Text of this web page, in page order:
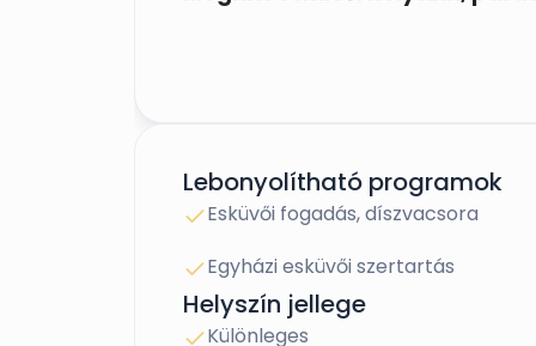
Több évtizede tisztelnek meg
különleges és egyedi hangulatú
várunk Benneteket a dobogókői
Lebonyolítható programok
Esküvői fogadás, díszvacsora
Egyházi esküvői szertartás
Helyszín jellege
Különleges